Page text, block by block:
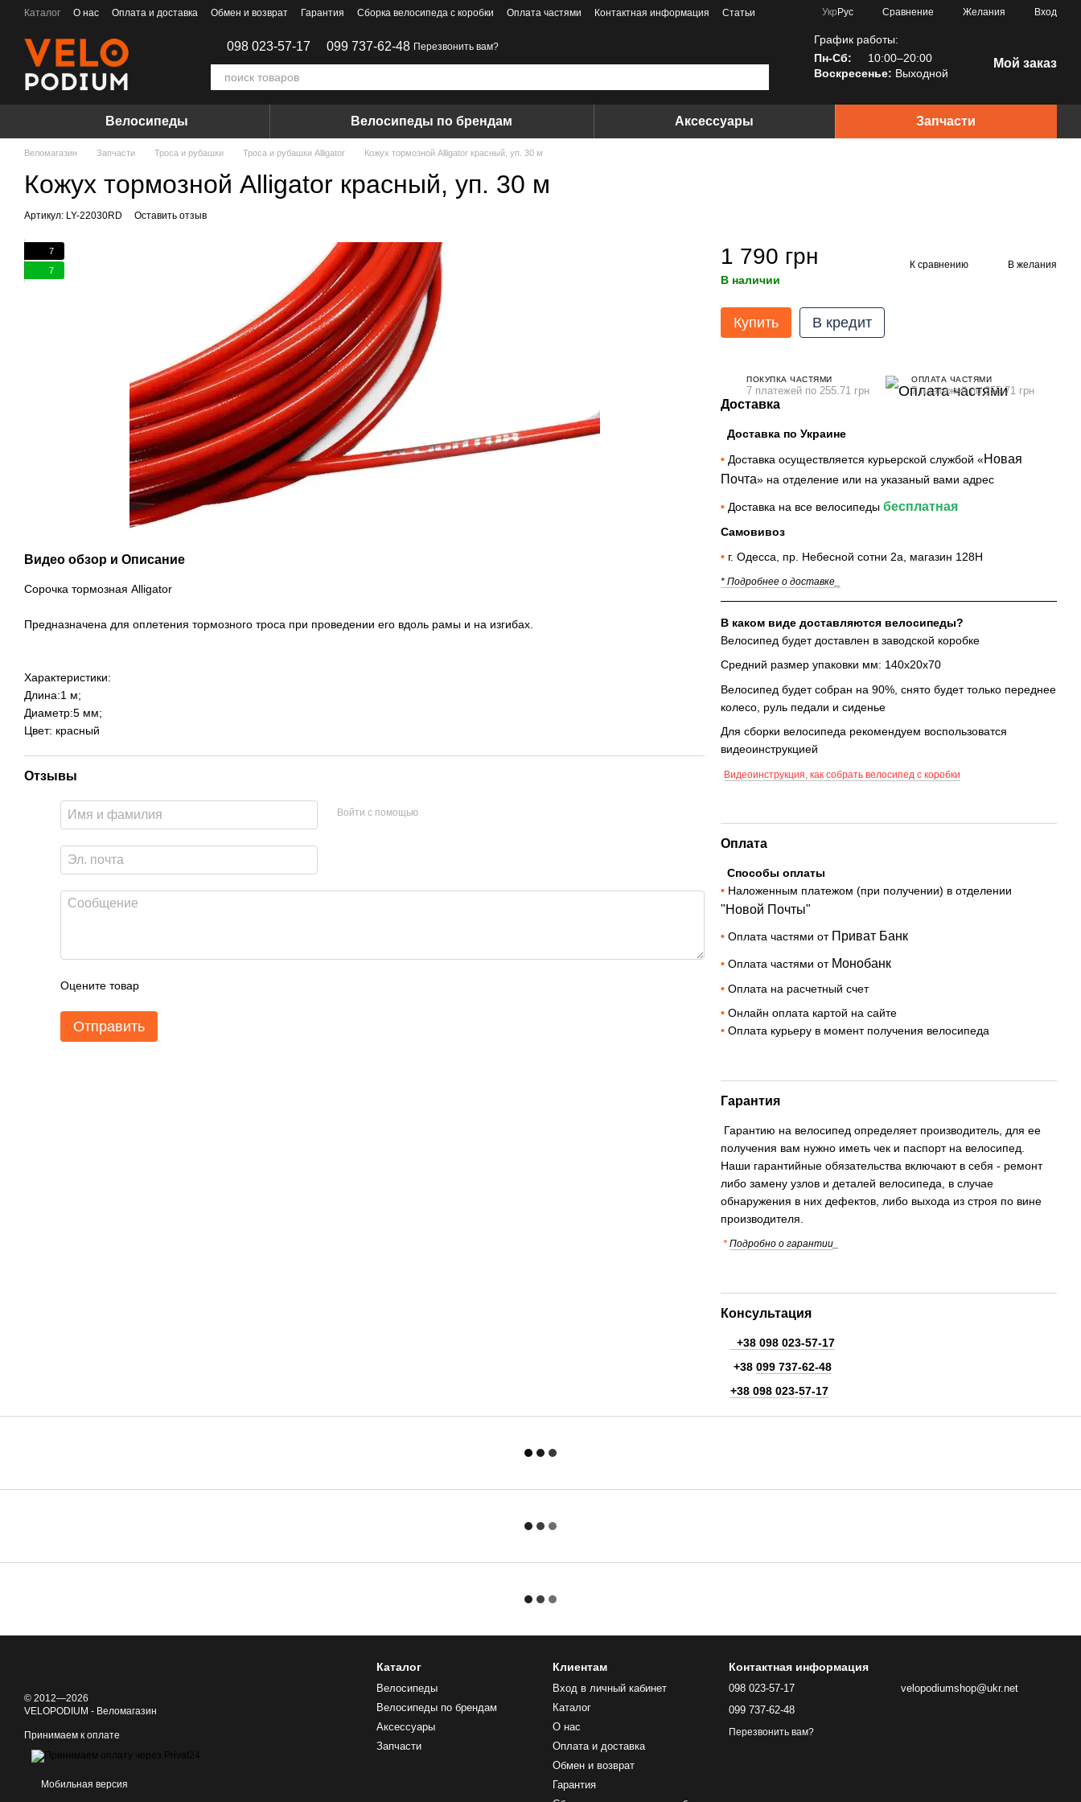
Перейти к основному контенту
Каталог О нас Оплата и доставка Обмен и возврат Гарантия Сборка велосипеда с коробки Оплата частями Контактная информация
Статьи
Укр Рус Сравнение Желания Вход
098 023-57-17 099 737-62-48 Перезвонить вам?
График работы:
Пн-Сб:
10:00–20:00
Воскресенье: Выходной
Мой заказ
Велосипеды Велосипеды по брендам Аксессуары Запчасти
Веломагазин Запчасти Троса и рубашки Троса и рубашки Alligator Кожух тормозной Alligator красный, уп. 30 м
Кожух тормозной Alligator красный, уп. 30 м
Артикул: LY-22030RD Оставить отзыв
7
7
Видео обзор и Описание
Сорочка тормозная Alligator
Предназначена для оплетения тормозного троса при проведении его вдоль рамы и на изгибах.
Характеристики:
Длина:1 м;
Диаметр:5 мм;
Цвет: красный
Отзывы
Войти с помощью
Оцените товар
Отправить
1 790 грн
В наличии
К сравнению В желания
Купить В кредит
ПОКУПКА ЧАСТЯМИ
7 платежей по 255.71 грн
ОПЛАТА ЧАСТЯМИ
7 платежей по 255.71 грн
Доставка
Доставка по Украине
• Доставка осуществляется курьерской службой «Новая
Почта» на отделение или на указаный вами адрес
• Доставка на все велосипеды бесплатная
Самовивоз
• г. Одесса, пр. Небесной сотни 2а, магазин 128Н
* Подробнее о доставке_
В каком виде доставляются велосипеды?
Велосипед будет доставлен в заводской коробке
Средний размер упаковки мм: 140х20х70
Велосипед будет собран на 90%, снято будет только переднее
колесо, руль педали и сиденье
Для сборки велосипеда рекомендуем воспользоватся
видеоинструкцией
Видеоинструкция, как собрать велосипед с коробки
Оплата
Способы оплаты
• Наложенным платежом (при получении) в отделении
"Новой Почты"
• Оплата частями от Приват Банк
• Оплата частями от Монобанк
• Оплата на расчетный счет
• Онлайн оплата картой на сайте
• Оплата курьеру в момент получения велосипеда
Гарантия
Гарантию на велосипед определяет производитель, для ее
получения вам нужно иметь чек и паспорт на велосипед.
Наши гарантийные обязательства включают в себя - ремонт
либо замену узлов и деталей велосипеда, в случае
обнаружения в них дефектов, либо выхода из строя по вине
производителя.
* Подробно о гарантии
Консультация
+38 098 023-57-17
+38 099 737-62-48
+38 098 023-57-17
© 2012—2026
VELOPODIUM - Веломагазин
Принимаем к оплате
Мобильная версия
Каталог
Велосипеды
Велосипеды по брендам
Аксессуары
Запчасти
Клиентам
Вход в личный кабинет
Каталог
О нас
Оплата и доставка
Обмен и возврат
Гарантия
Контактная информация
098 023-57-17
099 737-62-48
Перезвонить вам?
velopodiumshop@ukr.net